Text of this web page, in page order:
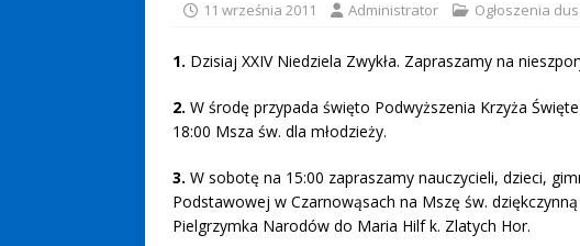
11 września 2011 Administrator Ogłoszenia
1. Dzisiaj XXIV Niedziela Zwykła. Zapraszamy na
2. W środę przypada święto Podwyższenia Krzyża
18:00 Msza św. dla młodzieży.
3. W sobotę na 15:00 zapraszamy nauczycieli, dzieci,
Podstawowej w Czarnowąsach na Mszę św.
Pielgrzymka Narodów do Maria Hilf k. Zlatych Hor.